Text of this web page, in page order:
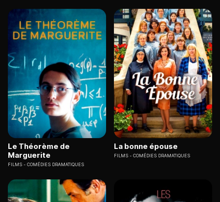
Le Théorème de
Marguerite
FILMS COMÉDIES DRAMATIQUES
La bonne épouse
FILMS COMÉDIES DRAMATIQUES